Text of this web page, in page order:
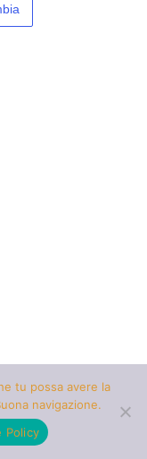
tu possa avere la
navigazione.
Policy